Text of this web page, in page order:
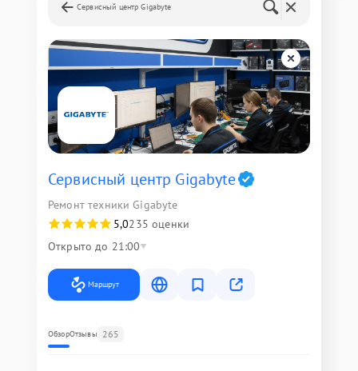
Сервисный центр Gigabyte
Сервисный центр Gigabyte
Ремонт техники Gigabyte
5,0235 оценки
Открыто до 21:00
Маршрут
ОбзорОтзывы 265